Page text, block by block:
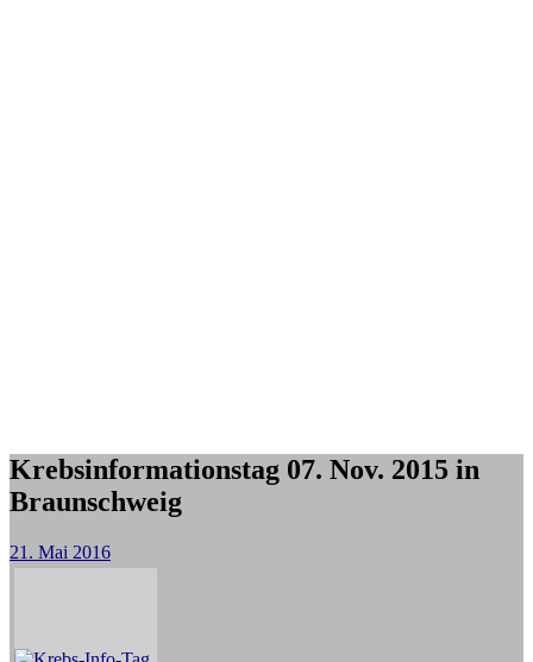
Krebsinformationstag 07. Nov. 2015 in
Braunschweig
21. Mai 2016